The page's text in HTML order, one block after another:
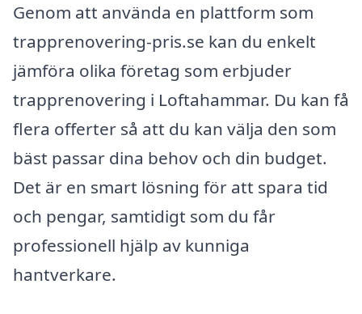
Genom att använda en plattform som
trapprenovering-pris.se kan du enkelt
jämföra olika företag som erbjuder
trapprenovering i Loftahammar. Du kan få
flera offerter så att du kan välja den som
bäst passar dina behov och din budget.
Det är en smart lösning för att spara tid
och pengar, samtidigt som du får
professionell hjälp av kunniga
hantverkare.